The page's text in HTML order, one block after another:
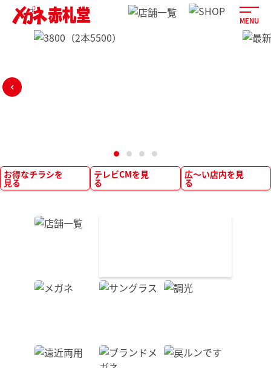
MENU
CLOSE
物件情報
オンラインショッピング
お得なチラシを
見る
テレビCMを見
る
広～い店内を見
る